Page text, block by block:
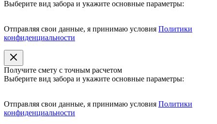
Выберите вид забора и укажите основные параметры:
Отправляя свои данные, я принимаю условия Политики
конфиденциальности
Получите смету с точным расчетом
Выберите вид забора и укажите основные параметры:
Отправляя свои данные, я принимаю условия Политики
конфиденциальности